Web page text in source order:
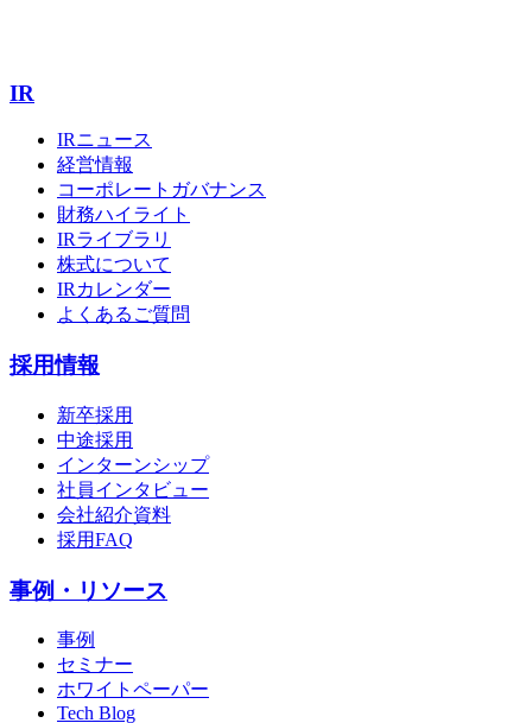
IR
IRニュース
経営情報
コーポレートガバナンス
財務ハイライト
IRライブラリ
株式について
IRカレンダー
よくあるご質問
採用情報
新卒採用
中途採用
インターンシップ
社員インタビュー
会社紹介資料
採用FAQ
事例・リソース
事例
セミナー
ホワイトペーパー
Tech Blog